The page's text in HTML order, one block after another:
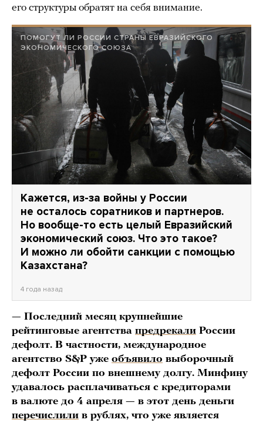
его структуры обратят на себя внимание.
ПОМОГУТ ЛИ РОССИИ СТРАНЫ ЕВРАЗИЙСКОГО
ЭКОНОМИЧЕСКОГО СОЮЗА
Кажется, из-за войны у России
не осталось соратников и партнеров.
Но вообще-то есть целый Евразийский
экономический союз. Что это такое?
И можно ли обойти санкции с помощью
Казахстана?
4 года назад
— Последний месяц крупнейшие
рейтинговые агентства предрекали России
дефолт. В частности, международное
агентство S&P уже объявило выборочный
дефолт России по внешнему долгу. Минфину
удавалось расплачиваться с кредиторами
в валюте до 4 апреля — в этот день деньги
перечислили в рублях, что уже является